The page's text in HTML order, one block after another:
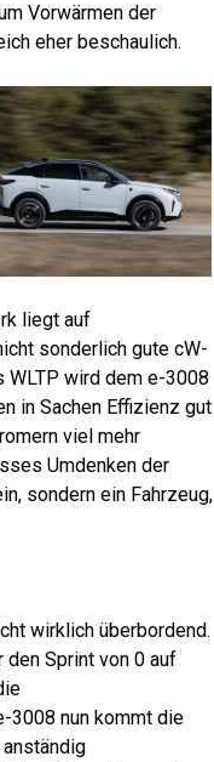
Vorwärmen der
eher beschaulich.
liegt auf
sonderlich gute cW-
WLTP wird dem e-3008
in Sachen Effizienz gut
viel mehr
Umdenken der
sondern ein Fahrzeug,
wirklich überbordend.
den Sprint von 0 auf
3008 nun kommt die